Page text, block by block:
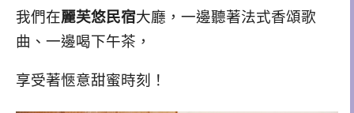
我們在麗芙悠民宿大廳，一邊聽著法式香頌歌
曲、一邊喝下午茶，
享受著愜意甜蜜時刻！